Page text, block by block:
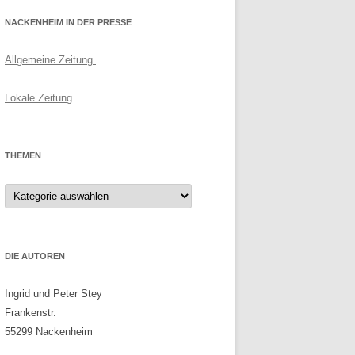
NACKENHEIM IN DER PRESSE
Allgemeine Zeitung
Lokale Zeitung
THEMEN
Themen
DIE AUTOREN
Ingrid und Peter Stey
Frankenstr.
55299 Nackenheim